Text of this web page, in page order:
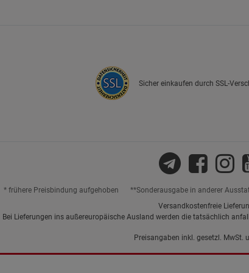
Sicher einkaufen durch SSL-
* frühere Preisbindung aufgehoben **Sonderausgabe in anderer
Versandkostenfreie
Bei Lieferungen ins außereuropäische Ausland werden die tatsächlich
Preisangaben inkl. gesetzl. MwSt.